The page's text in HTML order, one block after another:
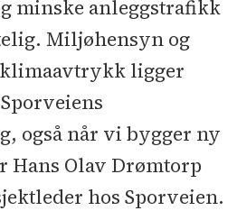
minske anleggstrafikk
Miljøhensyn og
ligger
også når vi bygger ny
Olav Drømtorp
hos Sporveien.